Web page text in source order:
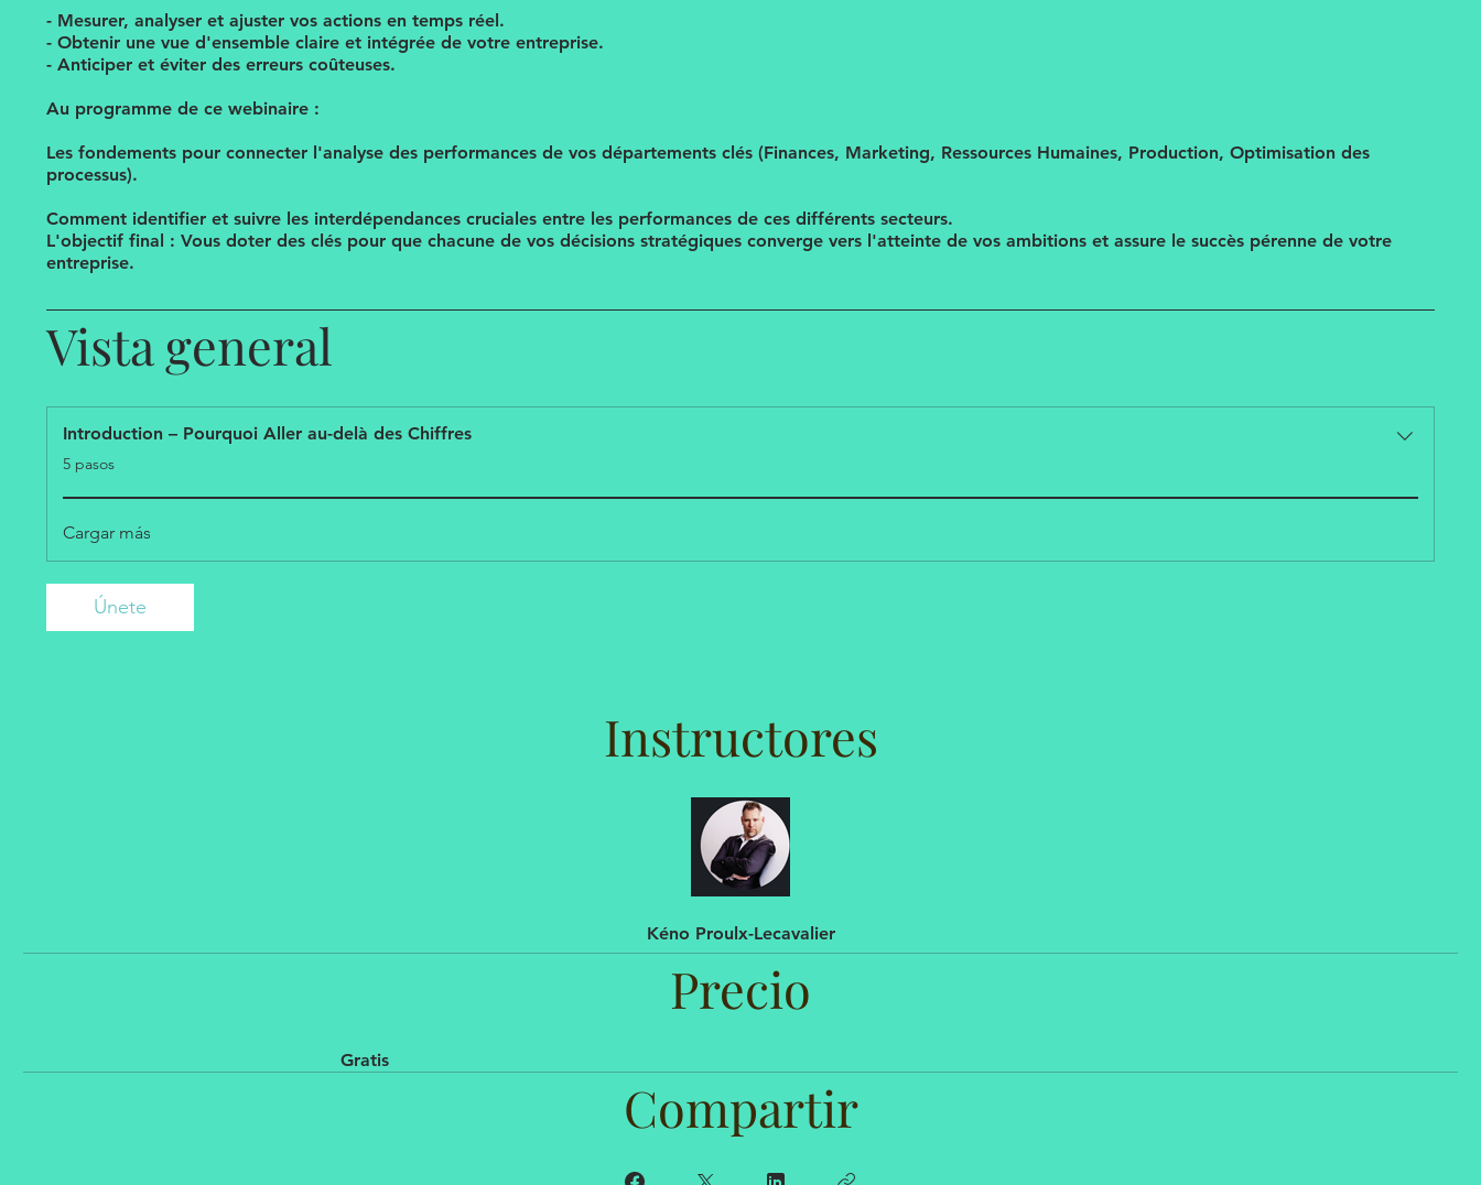
- Mesurer, analyser et ajuster vos actions en temps réel.
- Obtenir une vue d'ensemble claire et intégrée de votre entreprise.
- Anticiper et éviter des erreurs coûteuses.
Au programme de ce webinaire :
Les fondements pour connecter l'analyse des performances de vos départements clés (Finances, Marketing, Ressources Humaines, Production, Optimisation des
processus).
Comment identifier et suivre les interdépendances cruciales entre les performances de ces différents secteurs.
L'objectif final : Vous doter des clés pour que chacune de vos décisions stratégiques converge vers l'atteinte de vos ambitions et assure le succès pérenne de votre
entreprise.
Vista general
Introduction – Pourquoi Aller au-delà des Chiffres
.
5 pasos
Cargar más
Únete
Instructores
Kéno Proulx-Lecavalier
Precio
Gratis
Compartir